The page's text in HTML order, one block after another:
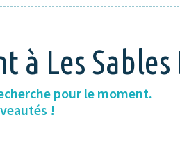
Les
pour le moment.
!